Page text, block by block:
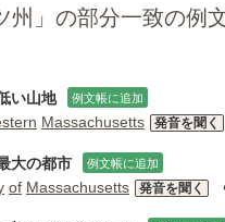
州」の部分一致の例
い山地 例文帳に追加
Massachusetts 発音を聞く
大の都市 例文帳に追加
of Massachusetts 発音を聞く